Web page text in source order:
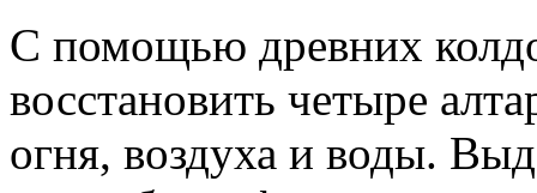
С помощью древних
восстановить четыре
огня, воздуха и воды.